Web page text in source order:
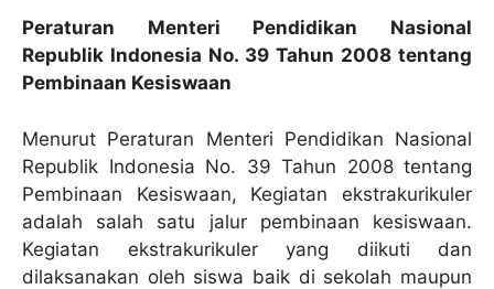
Peraturan Menteri Pendidikan Nasional
Republik Indonesia No. 39 Tahun 2008 tentang
Pembinaan Kesiswaan
Menurut Peraturan Menteri Pendidikan Nasional
Republik Indonesia No. 39 Tahun 2008 tentang
Pembinaan Kesiswaan, Kegiatan ekstrakurikuler
adalah salah satu jalur pembinaan kesiswaan.
Kegiatan ekstrakurikuler yang diikuti dan
dilaksanakan oleh siswa baik di sekolah maupun